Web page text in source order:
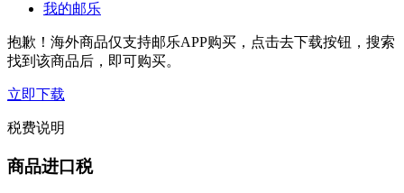
我的邮乐
抱歉！海外商品仅支持邮乐APP购买，点击去下载按钮，搜索
找到该商品后，即可购买。
立即下载
税费说明
商品进口税